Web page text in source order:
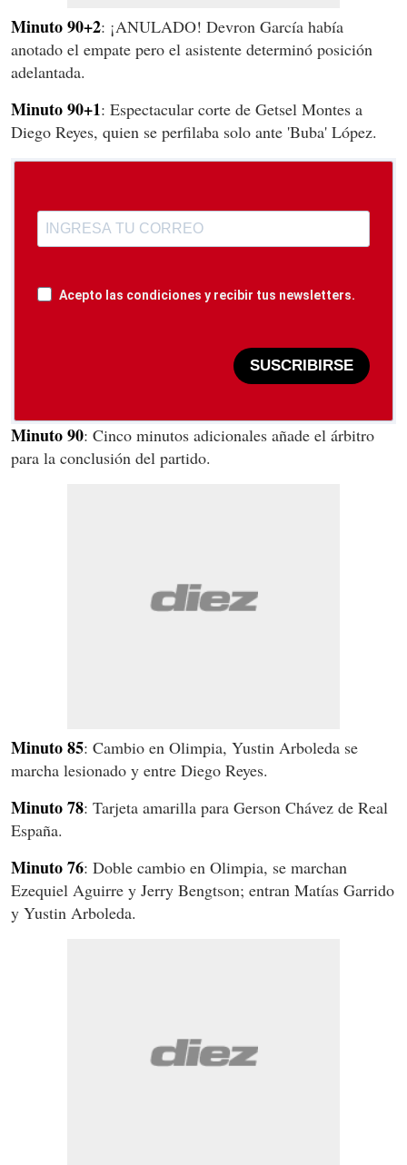
Minuto 90+2: ¡ANULADO! Devron García había
anotado el empate pero el asistente determinó posición
adelantada.
Minuto 90+1: Espectacular corte de Getsel Montes a
Diego Reyes, quien se perfilaba solo ante 'Buba' López.
Acepto las condiciones y recibir tus newsletters.
SUSCRIBIRSE
Minuto 90: Cinco minutos adicionales añade el árbitro
para la conclusión del partido.
Minuto 85: Cambio en Olimpia, Yustin Arboleda se
marcha lesionado y entre Diego Reyes.
Minuto 78: Tarjeta amarilla para Gerson Chávez de Real
España.
Minuto 76: Doble cambio en Olimpia, se marchan
Ezequiel Aguirre y Jerry Bengtson; entran Matías Garrido
y Yustin Arboleda.